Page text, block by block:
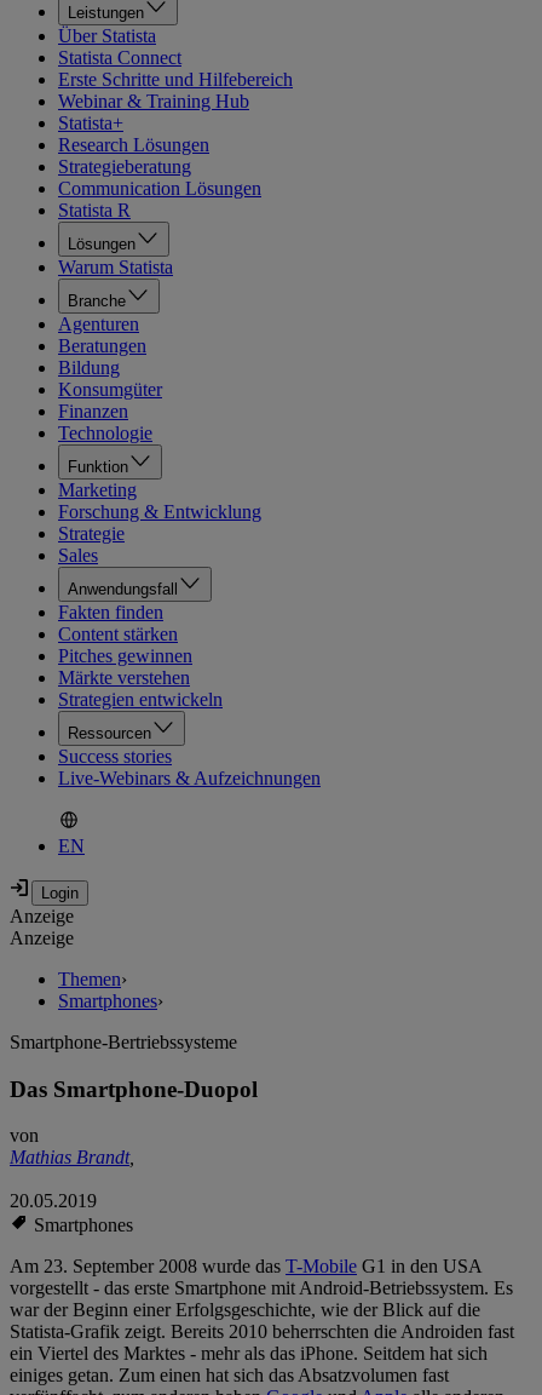
Leistungen
Über Statista
Statista Connect
Erste Schritte und Hilfebereich
Webinar & Training Hub
Statista+
Research Lösungen
Strategieberatung
Communication Lösungen
Statista R
Lösungen
Warum Statista
Branche
Agenturen
Beratungen
Bildung
Konsumgüter
Finanzen
Technologie
Funktion
Marketing
Forschung & Entwicklung
Strategie
Sales
Anwendungsfall
Fakten finden
Content stärken
Pitches gewinnen
Märkte verstehen
Strategien entwickeln
Ressourcen
Success stories
Live-Webinars & Aufzeichnungen
EN
Anzeige
Anzeige
Themen›
Smartphones›
Smartphone-Bertriebssysteme
Das Smartphone-Duopol
von
Mathias Brandt,
20.05.2019
Smartphones
Am 23. September 2008 wurde das T-Mobile G1 in den USA
vorgestellt - das erste Smartphone mit Android-Betriebssystem. Es
war der Beginn einer Erfolgsgeschichte, wie der Blick auf die
Statista-Grafik zeigt. Bereits 2010 beherrschten die Androiden fast
ein Viertel des Marktes - mehr als das iPhone. Seitdem hat sich
einiges getan. Zum einen hat sich das Absatzvolumen fast